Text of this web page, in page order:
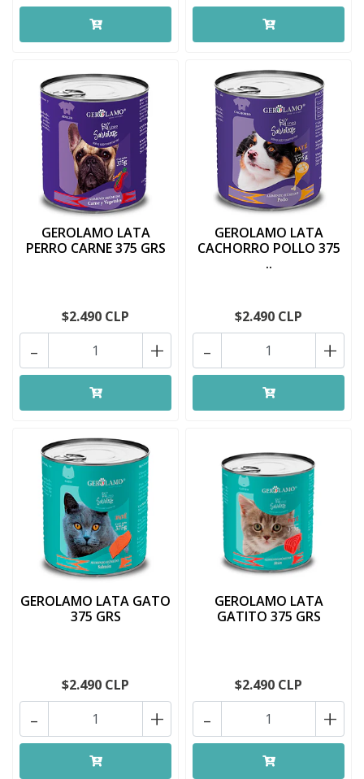
GEROLAMO LATA
PERRO CARNE 375 GRS
$2.490 CLP
+
-
GEROLAMO LATA
CACHORRO POLLO 375
..
$2.490 CLP
+
-
GEROLAMO LATA GATO
375 GRS
$2.490 CLP
+
-
GEROLAMO LATA
GATITO 375 GRS
$2.490 CLP
+
-